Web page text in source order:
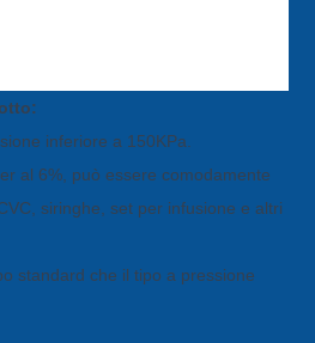
inferiore a 150KPa.
al 6%, può essere comodamente
siringhe, set per infusione e altri
standard che il tipo a pressione